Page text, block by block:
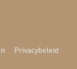
Privacybeleid